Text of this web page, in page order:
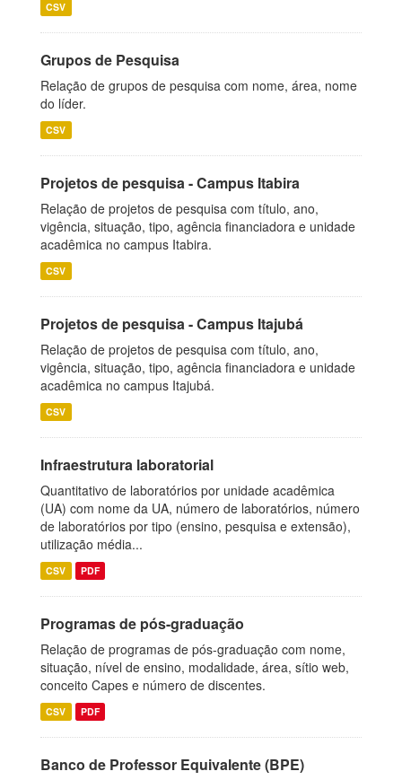
CSV
Grupos de Pesquisa
Relação de grupos de pesquisa com nome, área, nome
do líder.
CSV
Projetos de pesquisa - Campus Itabira
Relação de projetos de pesquisa com título, ano,
vigência, situação, tipo, agência financiadora e unidade
acadêmica no campus Itabira.
CSV
Projetos de pesquisa - Campus Itajubá
Relação de projetos de pesquisa com título, ano,
vigência, situação, tipo, agência financiadora e unidade
acadêmica no campus Itajubá.
CSV
Infraestrutura laboratorial
Quantitativo de laboratórios por unidade acadêmica
(UA) com nome da UA, número de laboratórios, número
de laboratórios por tipo (ensino, pesquisa e extensão),
utilização média...
CSV PDF
Programas de pós-graduação
Relação de programas de pós-graduação com nome,
situação, nível de ensino, modalidade, área, sítio web,
conceito Capes e número de discentes.
CSV PDF
Banco de Professor Equivalente (BPE)